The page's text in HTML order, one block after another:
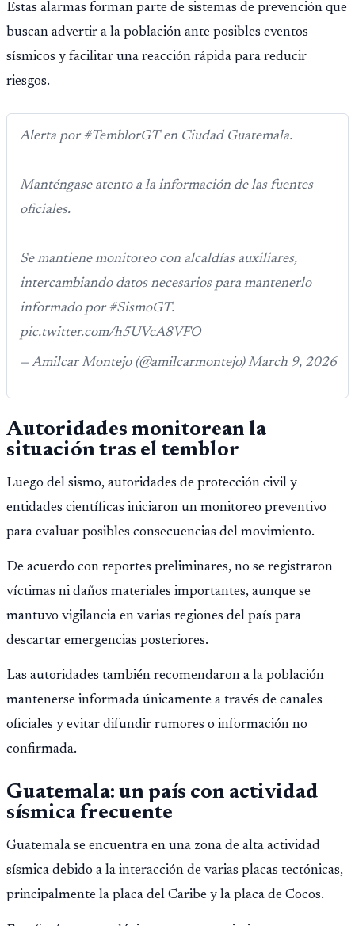
Estas alarmas forman parte de sistemas de prevención que
buscan advertir a la población ante posibles eventos
sísmicos y facilitar una reacción rápida para reducir
riesgos.
Alerta por #TemblorGT en Ciudad Guatemala.
Manténgase atento a la información de las fuentes
oficiales.
Se mantiene monitoreo con alcaldías auxiliares,
intercambiando datos necesarios para mantenerlo
informado por #SismoGT.
pic.twitter.com/h5UVcA8VFO
— Amilcar Montejo (@amilcarmontejo) March 9, 2026
Autoridades monitorean la
situación tras el temblor
Luego del sismo, autoridades de protección civil y
entidades científicas iniciaron un monitoreo preventivo
para evaluar posibles consecuencias del movimiento.
De acuerdo con reportes preliminares, no se registraron
víctimas ni daños materiales importantes, aunque se
mantuvo vigilancia en varias regiones del país para
descartar emergencias posteriores.
Las autoridades también recomendaron a la población
mantenerse informada únicamente a través de canales
oficiales y evitar difundir rumores o información no
confirmada.
Guatemala: un país con actividad
sísmica frecuente
Guatemala se encuentra en una zona de alta actividad
sísmica debido a la interacción de varias placas tectónicas,
principalmente la placa del Caribe y la placa de Cocos.